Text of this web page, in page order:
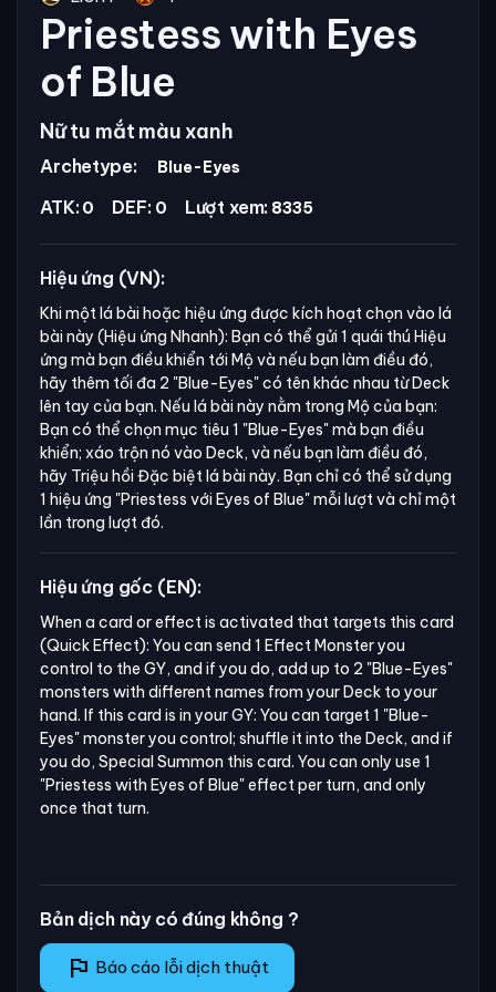
Priestess with Eyes
of Blue
Nữ tu mắt màu xanh
Archetype: Blue-Eyes
ATK: 0 DEF: 0 Lượt xem: 8335
Hiệu ứng (VN):
Khi một lá bài hoặc hiệu ứng được kích hoạt chọn vào lá
bài này (Hiệu ứng Nhanh): Bạn có thể gửi 1 quái thú Hiệu
ứng mà bạn điều khiển tới Mộ và nếu bạn làm điều đó,
hãy thêm tối đa 2 "Blue-Eyes"có tên khác nhau từ Deck
lên tay của bạn. Nếu lá bài này nằm trong Mộ của bạn:
Bạn có thể chọn mục tiêu 1 "Blue-Eyes"mà bạn điều
khiển; xáo trộn nó vào Deck, và nếu bạn làm điều đó,
hãy Triệu hồi Đặc biệt lá bài này. Bạn chỉ có thể sử dụng
1 hiệu ứng "Priestess với Eyes of Blue"mỗi lượt và chỉ một
lần trong lượt đó.
Hiệu ứng gốc (EN):
When a card or effect is activated that targets this card
(Quick Effect): You can send 1 Effect Monster you
control to the GY, and if you do, add up to 2 "Blue-Eyes"
monsters with different names from your Deck to your
hand. If this card is in your GY: You can target 1 "Blue-
Eyes" monster you control; shuffle it into the Deck, and if
you do, Special Summon this card. You can only use 1
"Priestess with Eyes of Blue" effect per turn, and only
once that turn.
Bản dịch này có đúng không ?
flag Báo cáo lỗi dịch thuật